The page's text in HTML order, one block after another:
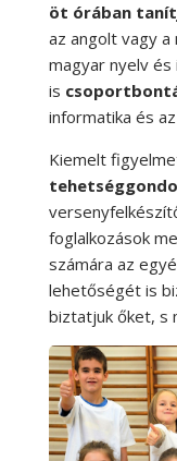
öt órában
az angolt vagy
magyar nyelv
is
informatika és
Kiemelt
foglalkozások
számára az
lehetőségét is
biztatjuk őket, s